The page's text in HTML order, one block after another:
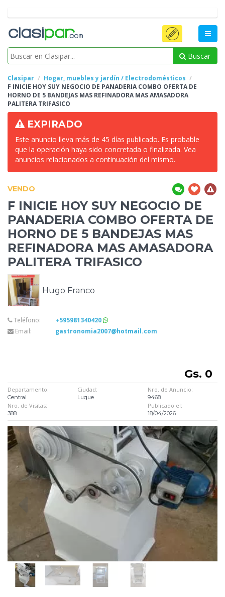
Buscar
Clasipar
Hogar, muebles y jardín / Electrodomésticos
F INICIE HOY SUY NEGOCIO DE PANADERIA COMBO OFERTA DE
HORNO DE 5 BANDEJAS MAS REFINADORA MASAMASADORA
PALITERA TRIFASICO
EXPIRADO
Este anuncio lleva más de 45 días publicado. Es probable
que la operación haya sido concretada o finalizada. Vea
anuncios relacionados a continuación del mismo.
VENDO
F INICIE HOY SUY NEGOCIO DE
PANADERIA COMBO OFERTA DE
HORNO DE 5 BANDEJAS MAS
REFINADORA MAS AMASADORA
PALITERA TRIFASICO
Hugo Franco
Teléfono:
+595981340420
Email:
gastronomia2007@hotmail.com
Gs. 0
Departamento:
Central
Ciudad:
Luque
Nro. de Anuncio:
9468
Nro. de Visitas:
388
Publicado el:
18/04/2026